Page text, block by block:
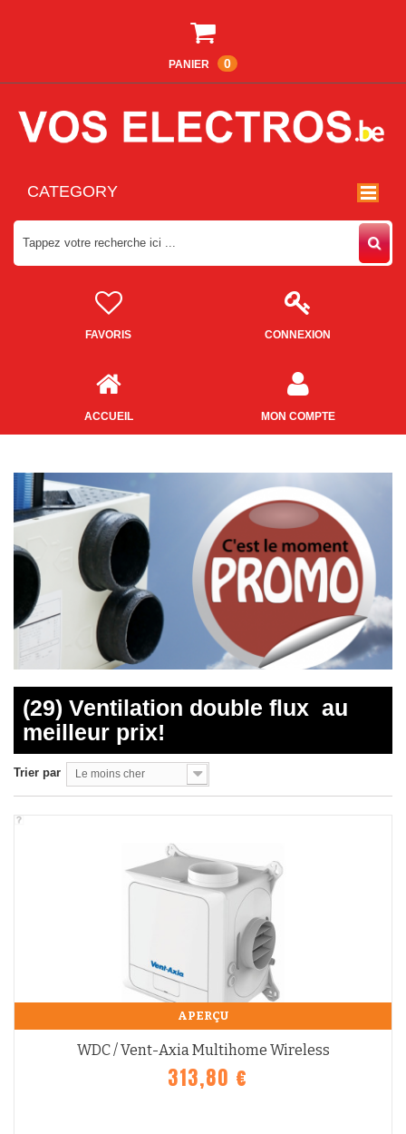
PANIER 0
CATEGORY
CONNEXION
FAVORIS
MON COMPTE
ACCUEIL
(29) Ventilation double flux au
meilleur prix!
Trier par Le moins cher
APERÇU
WDC / Vent-Axia Multihome Wireless
313,80 €